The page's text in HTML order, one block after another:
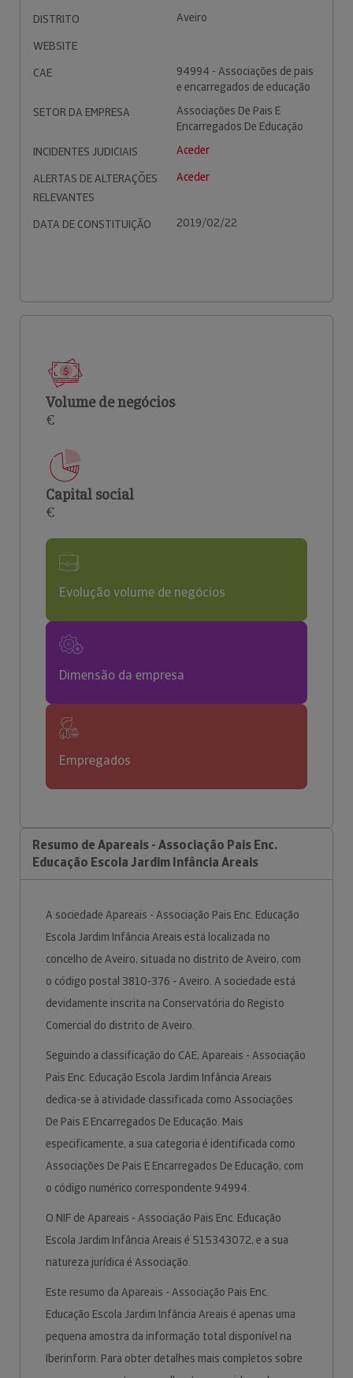
DISTRITO
Aveiro
WEBSITE
CAE
94994 - Associações de pais
e encarregados de educação
SETOR DA EMPRESA
Associações De Pais E
Encarregados De Educação
INCIDENTES JUDICIAIS
Aceder
ALERTAS DE ALTERAÇÕES
RELEVANTES
Aceder
DATA DE CONSTITUIÇÃO 2019/02/22
Volume de negócios
€
Capital social
€
Evolução volume de negócios
Dimensão da empresa
Empregados
Resumo de Apareais - Associação Pais Enc.
Educação Escola Jardim Infância Areais
A sociedade Apareais - Associação Pais Enc. Educação
Escola Jardim Infância Areais está localizada no
concelho de Aveiro, situada no distrito de Aveiro, com
o código postal 3810-376 - Aveiro. A sociedade está
devidamente inscrita na Conservatória do Registo
Comercial do distrito de Aveiro.
Seguindo a classificação do CAE, Apareais - Associação
Pais Enc. Educação Escola Jardim Infância Areais
dedica-se à atividade classificada como Associações
De Pais E Encarregados De Educação. Mais
especificamente, a sua categoria é identificada como
Associações De Pais E Encarregados De Educação, com
o código numérico correspondente 94994.
O NIF de Apareais - Associação Pais Enc. Educação
Escola Jardim Infância Areais é 515343072, e a sua
natureza jurídica é Associação.
Este resumo da Apareais - Associação Pais Enc.
Educação Escola Jardim Infância Areais é apenas uma
pequena amostra da informação total disponível na
Iberinform. Para obter detalhes mais completos sobre